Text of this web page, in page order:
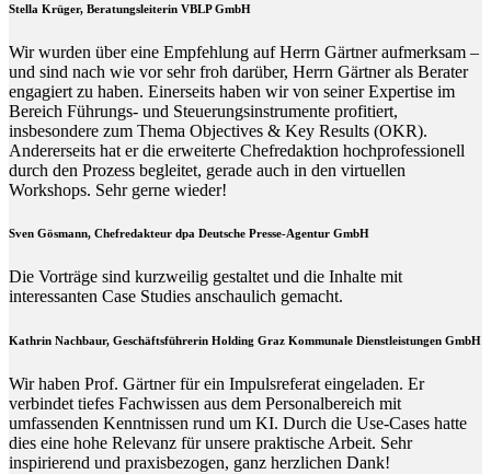
Stella Krüger, Beratungsleiterin VBLP GmbH
Wir wurden über eine Empfehlung auf Herrn Gärtner aufmerksam –
und sind nach wie vor sehr froh darüber, Herrn Gärtner als Berater
engagiert zu haben. Einerseits haben wir von seiner Expertise im
Bereich Führungs- und Steuerungsinstrumente profitiert,
insbesondere zum Thema Objectives & Key Results (OKR).
Andererseits hat er die erweiterte Chefredaktion hochprofessionell
durch den Prozess begleitet, gerade auch in den virtuellen
Workshops. Sehr gerne wieder!
Sven Gösmann, Chefredakteur dpa Deutsche Presse-Agentur GmbH
Die Vorträge sind kurzweilig gestaltet und die Inhalte mit
interessanten Case Studies anschaulich gemacht.
Kathrin Nachbaur, Geschäftsführerin Holding Graz Kommunale Dienstleistungen GmbH
Wir haben Prof. Gärtner für ein Impulsreferat eingeladen. Er
verbindet tiefes Fachwissen aus dem Personalbereich mit
umfassenden Kenntnissen rund um KI. Durch die Use-Cases hatte
dies eine hohe Relevanz für unsere praktische Arbeit. Sehr
inspirierend und praxisbezogen, ganz herzlichen Dank!